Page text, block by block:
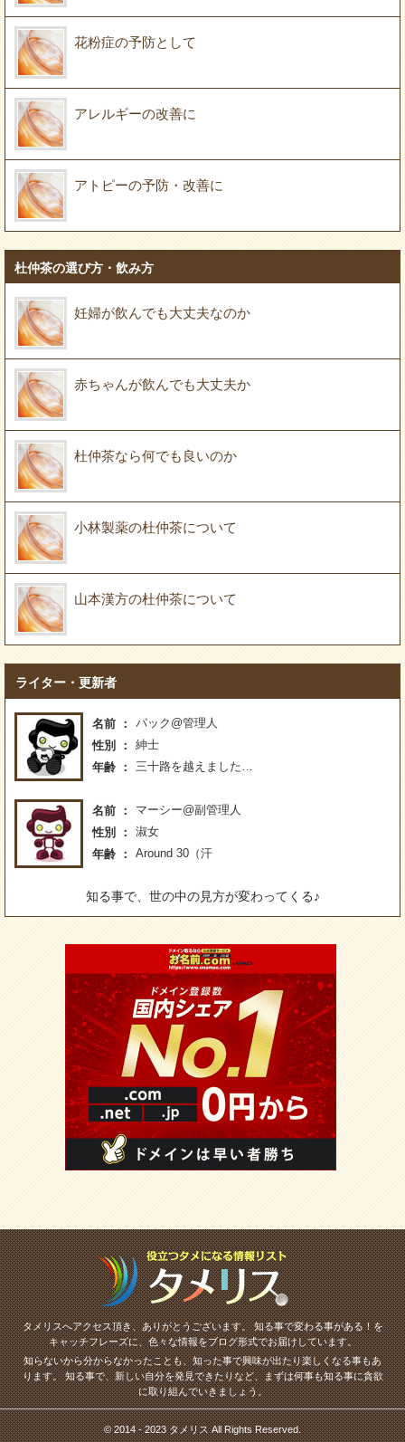
花粉症の予防として
アレルギーの改善に
アトピーの予防・改善に
杜仲茶の選び方・飲み方
妊婦が飲んでも大丈夫なのか
赤ちゃんが飲んでも大丈夫か
杜仲茶なら何でも良いのか
小林製薬の杜仲茶について
山本漢方の杜仲茶について
ライター・更新者
名前
パック@管理人
性別
紳士
年齢
三十路を越えました…
名前
マーシー@副管理人
性別
淑女
年齢
Around 30（汗
知る事で、世の中の見方が変わってくる♪
タメリスへアクセス頂き、ありがとうございます。知る事で変わる事がある！を
キャッチフレーズに、色々な情報をブログ形式でお届けしています。
知らないから分からなかったことも、知った事で興味が出たり楽しくなる事もあ
ります。知る事で、新しい自分を発見できたりなど、まずは何事も知る事に貪欲
に取り組んでいきましょう。
© 2014 - 2023 タメリス All Rights Reserved.